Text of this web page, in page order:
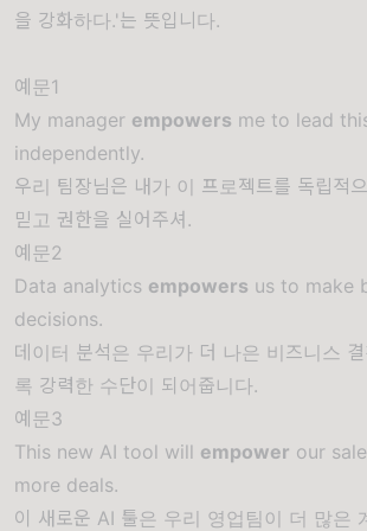
을 강화하다.'는 뜻입니다.
예문1
My manager empowers me to lead
independently.
우리 팀장님은 내가 이 프로젝트를 독립적
믿고 권한을 실어주셔.
예문2
Data analytics empowers us to make
decisions.
데이터 분석은 우리가 더 나은 비즈니스
록 강력한 수단이 되어줍니다.
예문3
This new AI tool will empower our
more deals.
이 새로운 AI 툴은 우리 영업팀이 더 많은